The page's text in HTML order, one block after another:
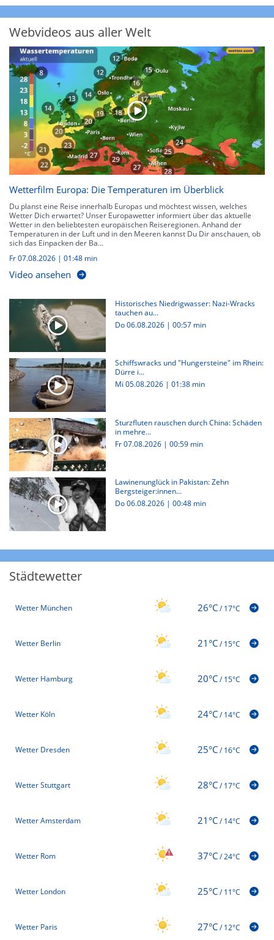
Webvideos aus aller Welt
Wetterfilm Europa: Die Temperaturen im Überblick
Du planst eine Reise innerhalb Europas und möchtest wissen, welches
Wetter Dich erwartet? Unser Europawetter informiert über das aktuelle
Wetter in den beliebtesten europäischen Reiseregionen. Anhand der
Temperaturen in der Luft und in den Meeren kannst Du Dir anschauen, ob
sich das Einpacken der Ba...
Fr 07.08.2026 | 01:48 min
Video ansehen
Historisches Niedrigwasser: Nazi-Wracks
tauchen au...
Do 06.08.2026 |00:57 min
Schiffswracks und "Hungersteine" im Rhein:
Dürre i...
Mi 05.08.2026 |01:38 min
Sturzfluten rauschen durch China: Schäden
in mehre...
Fr 07.08.2026 |00:59 min
Lawinenunglück in Pakistan: Zehn
Bergsteiger:innen...
Do 06.08.2026 |00:48 min
Städtewetter
Wetter München 26°C/17°C
Wetter Berlin 21°C/15°C
Wetter Hamburg 20°C/15°C
Wetter Köln 24°C/14°C
Wetter Dresden 25°C/16°C
Wetter Stuttgart 28°C/17°C
Wetter Amsterdam 21°C/14°C
Wetter Rom 37°C/24°C
Wetter London 25°C/11°C
Wetter Paris 27°C/12°C